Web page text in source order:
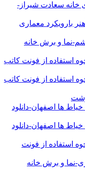
خانه سعادت شیراز-
بارویکرد معماری
نما و برش خانه
استفاده از فونت کاتب
استفاده از فونت کاتب
رشت
ها اصفهان-دانلود
ها اصفهان-دانلود
استفاده از فونت
نما و برش خانه